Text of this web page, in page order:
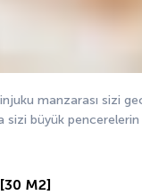
manzarası sizi
sizi büyük pencerelerin
[30 M2]